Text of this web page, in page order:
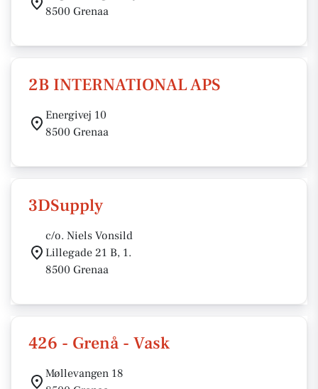
8500 Grenaa
2B INTERNATIONAL APS
Energivej 10
8500 Grenaa
3DSupply
c/o. Niels Vonsild
Lillegade 21 B, 1.
8500 Grenaa
426 - Grenå - Vask
Møllevangen 18